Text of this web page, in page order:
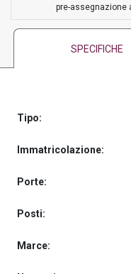
pre-assegnazione
SPECIFICHE
Tipo:
Immatricolazione:
Porte:
Posti:
Marce: